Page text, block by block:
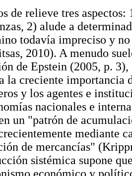
de relieve tres
2) alude a
todavía impreciso y
2010). A menudo
de Epstein (2005, p.
la creciente importancia
y los agentes e
nacionales e
un "patrón de
mediante
de mercancías"
sistémica supone
económico y